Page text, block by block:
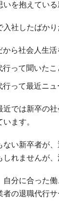
いを抱えてい
入社したばか
から社会人生
行って聞いた
行って最近ニ
近では新卒の
います。
ない新卒者が
しれませんが
自分に合った
者の退職代行